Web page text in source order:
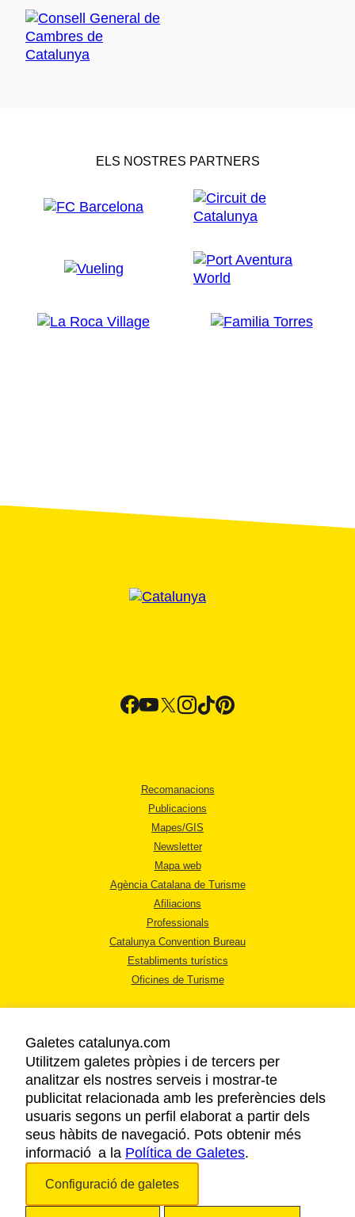
ELS NOSTRES PARTNERS
Recomanacions
Publicacions
Mapes/GIS
Newsletter
Mapa web
Agència Catalana de Turisme
Afiliacions
Professionals
Catalunya Convention Bureau
Establiments turístics
Oficines de Turisme
AVÍS LEGAL
POLÍTICA DE PRIVACITAT
COOKIES
ACCESSIBILITAT
Galetes catalunya.com
Utilitzem galetes pròpies i de tercers per
analitzar els nostres serveis i mostrar-te
publicitat relacionada amb les preferències dels
usuaris segons un perfil elaborat a partir dels
seus hàbits de navegació. Pots obtenir més
informació a la Política de Galetes.
Configuració de galetes